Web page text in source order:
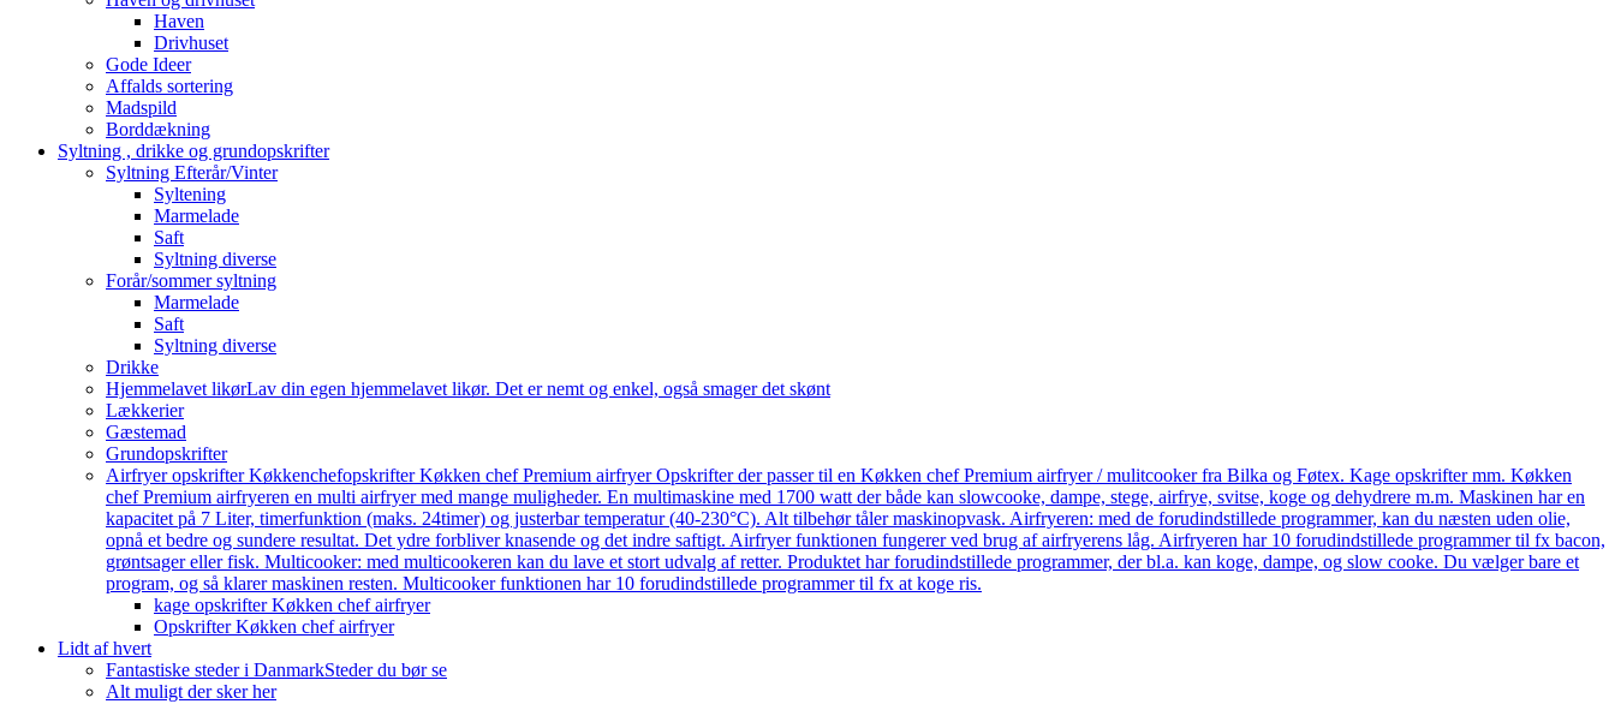
Haven
Drivhuset
Gode Ideer
Affalds sortering
Madspild
Borddækning
Syltning , drikke og grundopskrifter
Syltning Efterår/Vinter
Syltening
Marmelade
Saft
Syltning diverse
Forår/sommer syltning
Marmelade
Saft
Syltning diverse
Drikke
Hjemmelavet likørLav din egen hjemmelavet likør. Det er nemt og enkel, også smager det skønt
Lækkerier
Gæstemad
Grundopskrifter
Airfryer opskrifter Køkkenchefopskrifter Køkken chef Premium airfryer Opskrifter der passer til en Køkken chef Premium airfryer / mulitcooker fra Bilka og Føtex. Kage opskrifter mm. Køkken
chef Premium airfryeren en multi airfryer med mange muligheder. En multimaskine med 1700 watt der både kan slowcooke, dampe, stege, airfrye, svitse, koge og dehydrere m.m. Maskinen har en
kapacitet på 7 Liter, timerfunktion (maks. 24timer) og justerbar temperatur (40-230°C). Alt tilbehør tåler maskinopvask. Airfryeren: med de forudindstillede programmer, kan du næsten uden olie,
opnå et bedre og sundere resultat. Det ydre forbliver knasende og det indre saftigt. Airfryer funktionen fungerer ved brug af airfryerens låg. Airfryeren har 10 forudindstillede programmer til fx bacon,
grøntsager eller fisk. Multicooker: med multicookeren kan du lave et stort udvalg af retter. Produktet har forudindstillede programmer, der bl.a. kan koge, dampe, og slow cooke. Du vælger bare et
program, og så klarer maskinen resten. Multicooker funktionen har 10 forudindstillede programmer til fx at koge ris.
kage opskrifter Køkken chef airfryer
Opskrifter Køkken chef airfryer
Lidt af hvert
Fantastiske steder i DanmarkSteder du bør se
Alt muligt der sker her